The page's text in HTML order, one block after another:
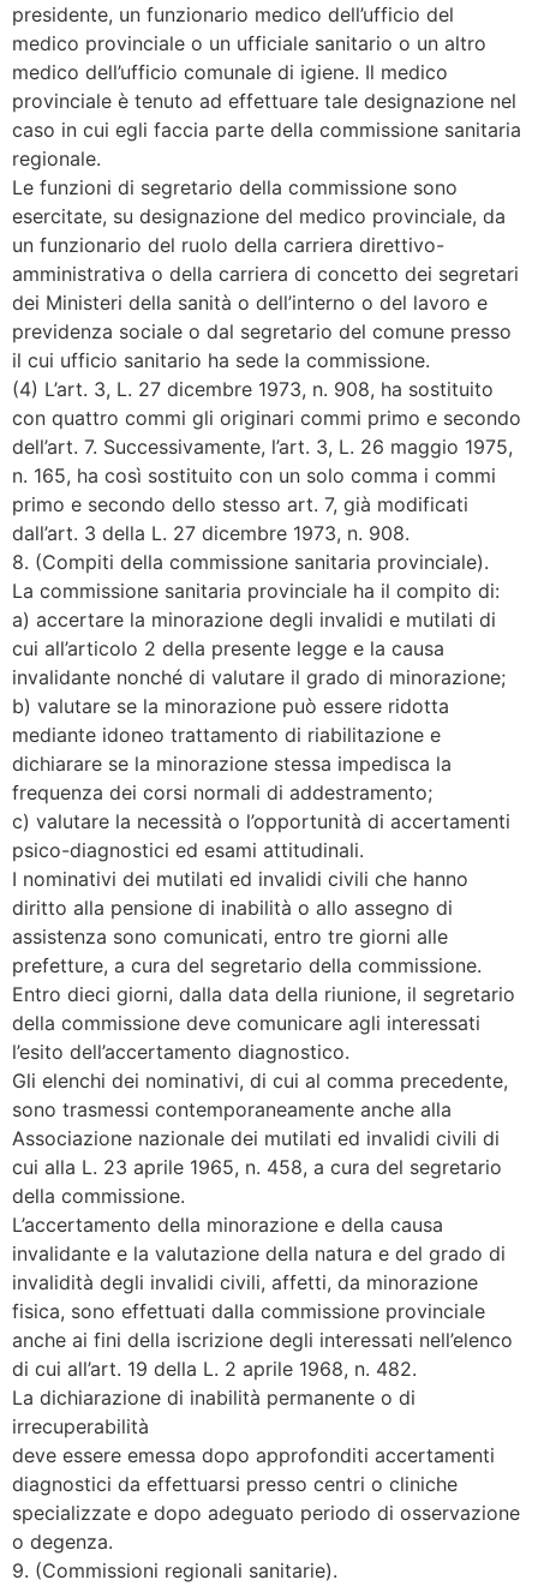
presidente, un funzionario medico dell’ufficio del
medico provinciale o un ufficiale sanitario o un altro
medico dell’ufficio comunale di igiene. Il medico
provinciale è tenuto ad effettuare tale designazione nel
caso in cui egli faccia parte della commissione sanitaria
regionale.
Le funzioni di segretario della commissione sono
esercitate, su designazione del medico provinciale, da
un funzionario del ruolo della carriera direttivo-
amministrativa o della carriera di concetto dei segretari
dei Ministeri della sanità o dell’interno o del lavoro e
previdenza sociale o dal segretario del comune presso
il cui ufficio sanitario ha sede la commissione.
(4) L’art. 3, L. 27 dicembre 1973, n. 908, ha sostituito
con quattro commi gli originari commi primo e secondo
dell’art. 7. Successivamente, l’art. 3, L. 26 maggio 1975,
n. 165, ha così sostituito con un solo comma i commi
primo e secondo dello stesso art. 7, già modificati
dall’art. 3 della L. 27 dicembre 1973, n. 908.
8. (Compiti della commissione sanitaria provinciale).
La commissione sanitaria provinciale ha il compito di:
a) accertare la minorazione degli invalidi e mutilati di
cui all’articolo 2 della presente legge e la causa
invalidante nonché di valutare il grado di minorazione;
b) valutare se la minorazione può essere ridotta
mediante idoneo trattamento di riabilitazione e
dichiarare se la minorazione stessa impedisca la
frequenza dei corsi normali di addestramento;
c) valutare la necessità o l’opportunità di accertamenti
psico-diagnostici ed esami attitudinali.
I nominativi dei mutilati ed invalidi civili che hanno
diritto alla pensione di inabilità o allo assegno di
assistenza sono comunicati, entro tre giorni alle
prefetture, a cura del segretario della commissione.
Entro dieci giorni, dalla data della riunione, il segretario
della commissione deve comunicare agli interessati
l’esito dell’accertamento diagnostico.
Gli elenchi dei nominativi, di cui al comma precedente,
sono trasmessi contemporaneamente anche alla
Associazione nazionale dei mutilati ed invalidi civili di
cui alla L. 23 aprile 1965, n. 458, a cura del segretario
della commissione.
L’accertamento della minorazione e della causa
invalidante e la valutazione della natura e del grado di
invalidità degli invalidi civili, affetti, da minorazione
fisica, sono effettuati dalla commissione provinciale
anche ai fini della iscrizione degli interessati nell’elenco
di cui all’art. 19 della L. 2 aprile 1968, n. 482.
La dichiarazione di inabilità permanente o di
irrecuperabilità
deve essere emessa dopo approfonditi accertamenti
diagnostici da effettuarsi presso centri o cliniche
specializzate e dopo adeguato periodo di osservazione
o degenza.
9. (Commissioni regionali sanitarie).